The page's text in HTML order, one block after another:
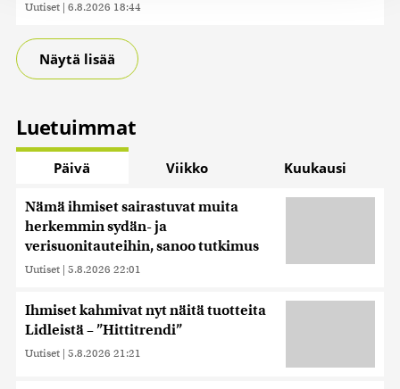
jaamme sosiaalisen median, mainosalan ja analytiikka-
sivustoamme. Kumppanimme voivat yhdistää näitä
tietoja muihin tietoihin, joita olet antanut heille tai joita on
Uutiset | 6.8.2026 18:44
Näytä lisää
Luetuimmat
Päivä Viikko Kuukausi
Nämä ihmiset sairastuvat muita
herkemmin sydän- ja
verisuonitauteihin, sanoo tutkimus
Uutiset | 5.8.2026 22:01
Ihmiset kahmivat nyt näitä tuotteita
Lidleistä – ”Hittitrendi”
Uutiset | 5.8.2026 21:21